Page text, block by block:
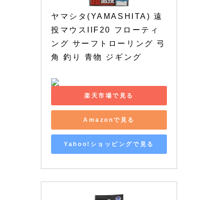
ヤマシタ(YAMASHITA) 遠
投マウスIIF20 フローティ
ング サーフトローリング 弓
角 釣り 青物 ジギング
楽天市場で見る
Amazonで見る
Yahoo!ショッピングで見る